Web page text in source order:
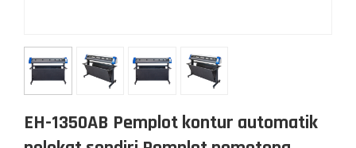
EH-1350AB Pemplot kontur automatik